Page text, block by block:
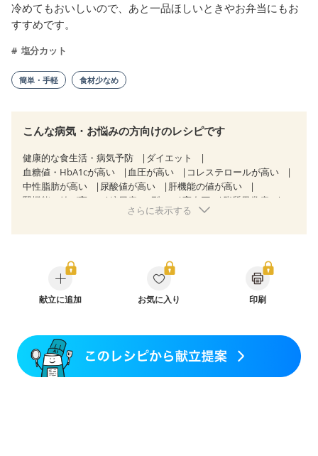
冷めてもおいしいので、あと一品ほしいときやお弁当にもお
すすめです。
塩分カット
簡単・手軽 食材少なめ
こんな病気・お悩みの方向けのレシピです
健康的な食生活・病気予防
ダイエット
血糖値・HbA1cが高い
血圧が高い
コレステロールが高い
中性脂肪が高い
尿酸値が高い
肝機能の値が高い
腎機能の値が高い
糖尿病（2型） 高血圧
脂質異常症
狭心症 心筋梗塞
糖尿病性腎症（第３期）
CKD（ステージ１）
CKD（ステージ２）
CKD（ステージ３a）
CKD（ステージ３b）
乳がん（抗がん剤治療中）
味の感じ方が変わった
関節リウマチ
乾癬 貧血対策 ニキビ・肌荒れ
更年期
さらに表示する
献立に追加 お気に入り 印刷